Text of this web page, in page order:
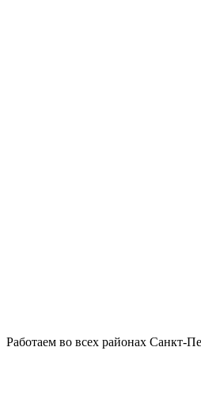
Работаем во всех районах Санкт-